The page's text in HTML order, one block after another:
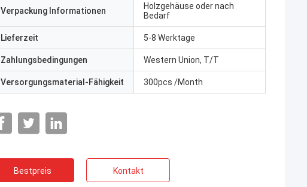
Verpackung Informationen
Holzgehäuse oder nach
Bedarf
Lieferzeit 5-8 Werktage
Zahlungsbedingungen Western Union, T/T
Versorgungsmaterial-Fähigkeit 300pcs /Month
Bestpreis Kontakt